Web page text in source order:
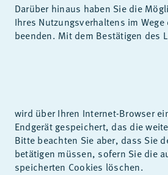
Dar­über hin­aus ha­ben Sie die
Ih­res Nut­zungs­ver­hal­tens im
be­en­den. Mit dem Be­stä­ti­gen des
wird über Ih­ren In­ter­net-Brow­ser
End­ge­rät ge­spei­chert, das die
Bit­te be­ach­ten Sie aber, dass Sie
be­tä­ti­gen müs­sen, so­fern Sie die
spei­cher­ten Coo­kies lö­schen.